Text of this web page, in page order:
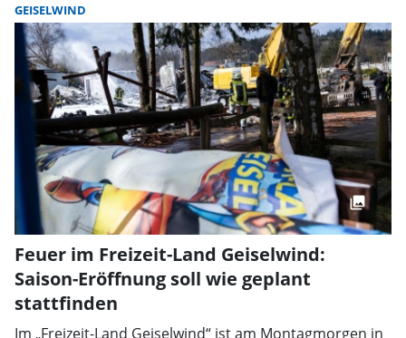
GEISELWIND
Feuer im Freizeit-Land Geiselwind:
Saison-Eröffnung soll wie geplant
stattfinden
Im „Freizeit-Land Geiselwind“ ist am Montagmorgen in